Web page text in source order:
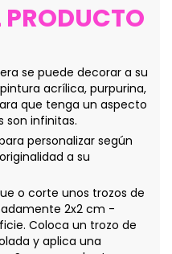
PRODUCTO
se puede decorar a su
acrílica, purpurina,
que tenga un aspecto
son infinitas.
personalizar según
a su
o corte unos trozos de
2x2 cm -
Coloca un trozo de
y aplica una